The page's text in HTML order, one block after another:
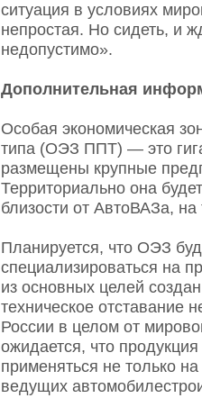
ситуация в условиях
непростая. Но сидеть, и
недопустимо».
Дополнительная
Особая экономическая
типа (ОЭЗ ППТ) — это
размещены крупные
Территориально она
близости от АвтоВАЗа,
Планируется, что ОЭЗ
специализироваться на
из основных целей
техническое отставание
России в целом от
ожидается, что
применяться не только
ведущих